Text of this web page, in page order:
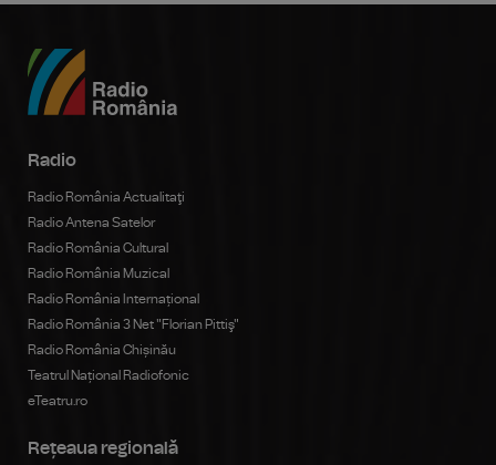
Radio
Radio România Actualitaţi
Radio Antena Satelor
Radio România Cultural
Radio România Muzical
Radio România Internațional
Radio România 3 Net "Florian Pittiş"
Radio România Chișinău
Teatrul Național Radiofonic
eTeatru.ro
Rețeaua regională